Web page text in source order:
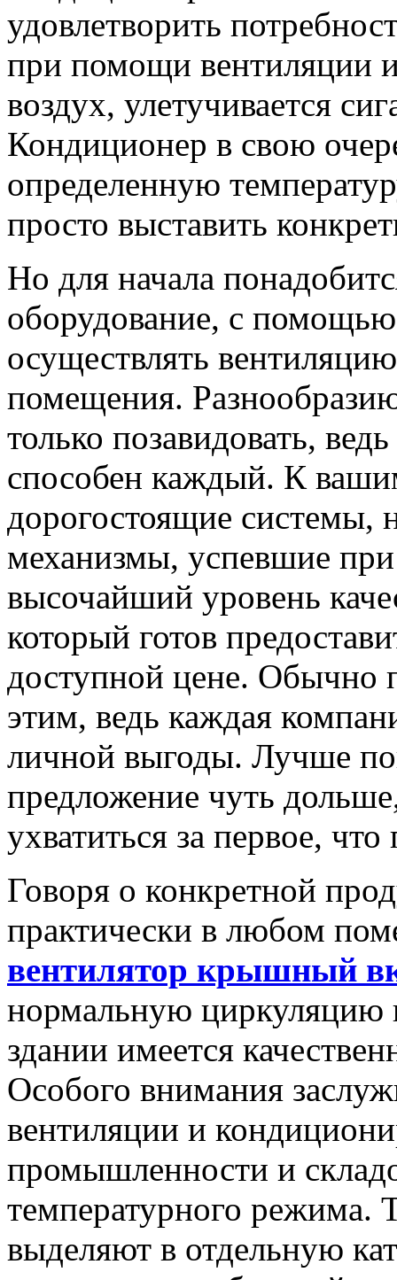
удовлетворить
при помощи вентиляции
воздух, улетучивается
Кондиционер в свою
определенную
просто выставить
Но для начала
оборудование, с
осуществлять
помещения.
только позавидовать,
способен каждый. К
дорогостоящие системы,
механизмы, успевшие при
высочайший уровень
который готов
доступной цене. Обычно
этим, ведь каждая
личной выгоды. Лучше
предложение чуть
ухватиться за первое,
Говоря о конкретной
практически в любом
вентилятор крышный
нормальную циркуляцию
здании имеется
Особого внимания
вентиляции и
промышленности и
температурного режима.
выделяют в отдельную